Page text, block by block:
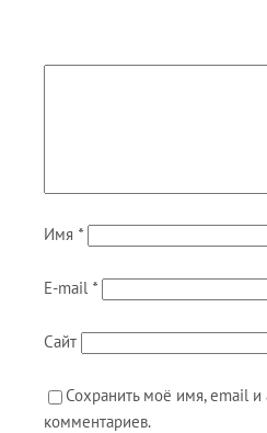
Имя *
E-mail *
Сайт
Сохранить моё имя, email
комментариев.